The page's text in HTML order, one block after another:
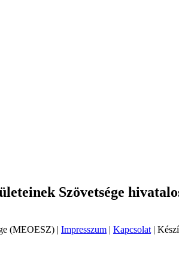
Szövetsége
(MEOESZ) | Impresszum | Kapcsolat |